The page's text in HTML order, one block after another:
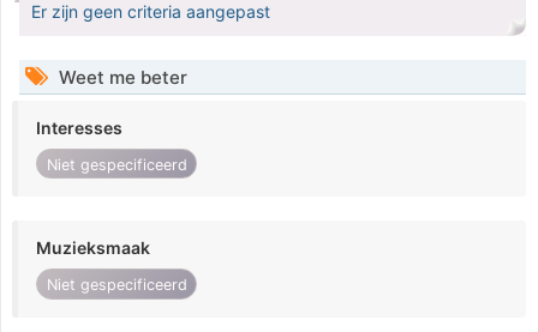
Er zijn geen criteria aangepast
Weet me beter
Interesses
Niet gespecificeerd
Muzieksmaak
Niet gespecificeerd